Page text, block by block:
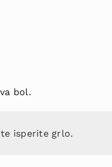
bol.
isperite grlo.